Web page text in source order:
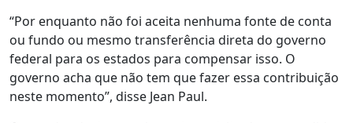
“Por enquanto não foi aceita nenhuma fonte de conta
ou fundo ou mesmo transferência direta do governo
federal para os estados para compensar isso. O
governo acha que não tem que fazer essa contribuição
neste momento”, disse Jean Paul.